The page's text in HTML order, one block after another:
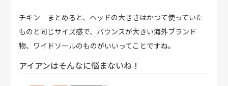
チキン まとめると、ヘッドの大きさはかつて使っていた
ものと同じサイズ感で、バウンスが大きい海外ブランド
物、ワイドソールのものがいいってことですね。
アイアンはそんなに悩まないね！